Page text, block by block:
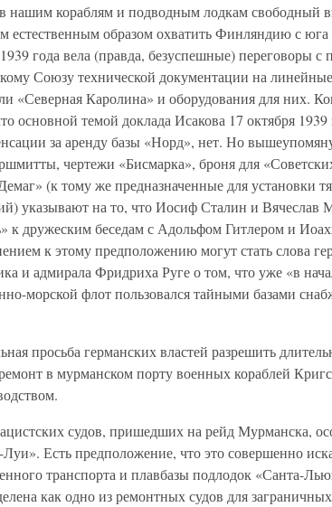
кораблям и подводным лодкам свободный
естественным образом охватить Финляндию с
года вела (правда, безуспешные) переговоры
Союзу технической документации на
«Северная Каролина» и оборудования для них.
основной темой доклада Исакова 17 октября
за аренду базы «Норд», нет. Но
чертежи «Бисмарка», броня для
(к тому же предназначенные для установки
указывают на то, что Иосиф Сталин и Вячеслав
к дружеским беседам с Адольфом Гитлером и
к этому предположению могут стать слова
и адмирала Фридриха Руге о том, что уже «в
морской флот пользовался тайными базами
просьба германских властей разрешить
в мурманском порту военных кораблей
судов, пришедших на рейд Мурманска,
Есть предположение, что это совершенно
транспорта и плавбазы подлодок «Санта-
как одно из ремонтных судов для